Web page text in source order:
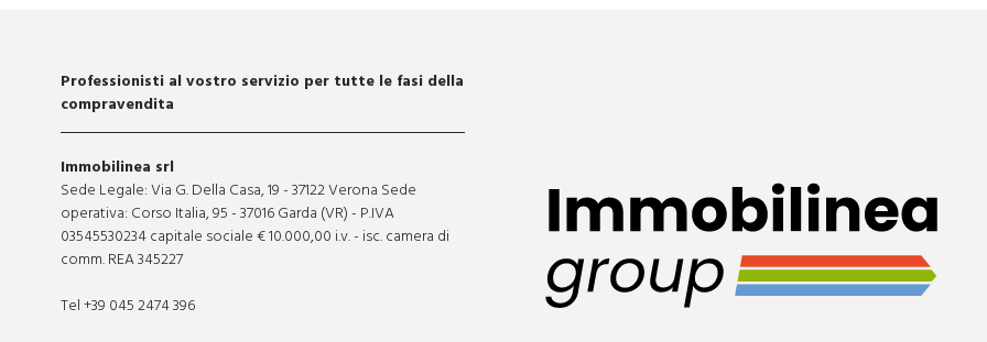
Professionisti al vostro servizio per tutte le fasi della
compravendita
Immobilinea srl
Sede Legale: Via G. Della Casa, 19 - 37122 Verona Sede
operativa: Corso Italia, 95 - 37016 Garda (VR) - P.IVA
03545530234 capitale sociale € 10.000,00 i.v. - isc. camera di
comm. REA 345227
Tel +39 045 2474 396